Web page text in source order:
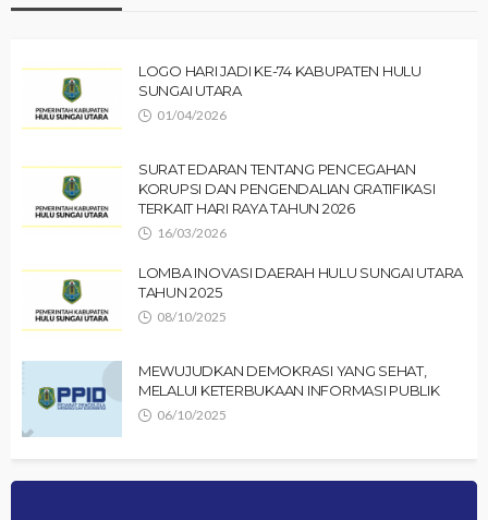
LOGO HARI JADI KE-74 KABUPATEN HULU
SUNGAI UTARA
01/04/2026
SURAT EDARAN TENTANG PENCEGAHAN
KORUPSI DAN PENGENDALIAN GRATIFIKASI
TERKAIT HARI RAYA TAHUN 2026
16/03/2026
LOMBA INOVASI DAERAH HULU SUNGAI UTARA
TAHUN 2025
08/10/2025
MEWUJUDKAN DEMOKRASI YANG SEHAT,
MELALUI KETERBUKAAN INFORMASI PUBLIK
06/10/2025